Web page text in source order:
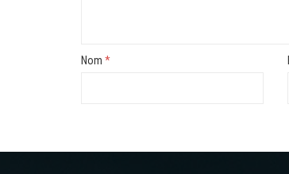
Nom *